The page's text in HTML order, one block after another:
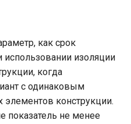
как срок
использовании изоляции
когда
с одинаковым
конструкции.
показатель не менее